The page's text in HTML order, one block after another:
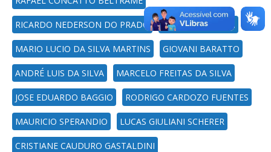
RICARDO NEDERSON DO PRADO LUCIANO SCHUCH
MARIO LUCIO DA SILVA MARTINS GIOVANI BARATTO
ANDRÉ LUIS DA SILVA MARCELO FREITAS DA SILVA
JOSE EDUARDO BAGGIO RODRIGO CARDOZO FUENTES
MAURICIO SPERANDIO LUCAS GIULIANI SCHERER
CRISTIANE CAUDURO GASTALDINI